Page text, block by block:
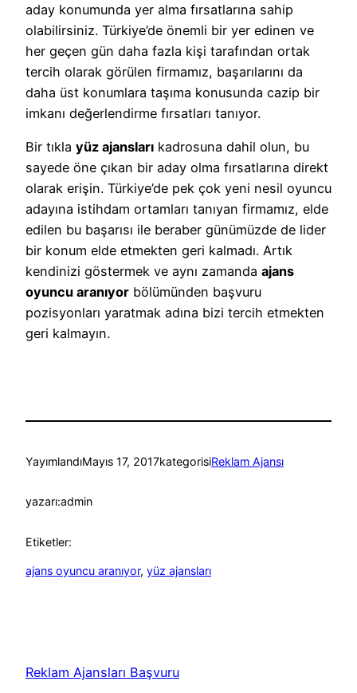
aday konumunda yer alma fırsatlarına sahip
olabilirsiniz. Türkiye’de önemli bir yer edinen ve
her geçen gün daha fazla kişi tarafından ortak
tercih olarak görülen firmamız, başarılarını da
daha üst konumlara taşıma konusunda cazip bir
imkanı değerlendirme fırsatları tanıyor.
Bir tıkla yüz ajansları kadrosuna dahil olun, bu
sayede öne çıkan bir aday olma fırsatlarına direkt
olarak erişin. Türkiye’de pek çok yeni nesil oyuncu
adayına istihdam ortamları tanıyan firmamız, elde
edilen bu başarısı ile beraber günümüzde de lider
bir konum elde etmekten geri kalmadı. Artık
kendinizi göstermek ve aynı zamanda ajans
oyuncu aranıyor bölümünden başvuru
pozisyonları yaratmak adına bizi tercih etmekten
geri kalmayın.
YayımlandıMayıs 17, 2017kategorisiReklam Ajansı
yazarı:admin
Etiketler:
ajans oyuncu aranıyor, yüz ajansları
Reklam Ajansları Başvuru